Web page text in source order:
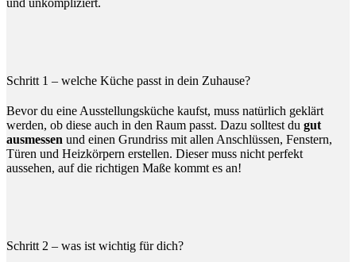
und unkompliziert.
Schritt 1 – welche Küche passt in dein Zuhause?
Bevor du eine Ausstellungsküche kaufst, muss natürlich geklärt
werden, ob diese auch in den Raum passt. Dazu solltest du gut
ausmessen und einen Grundriss mit allen Anschlüssen, Fenstern,
Türen und Heizkörpern erstellen. Dieser muss nicht perfekt
aussehen, auf die richtigen Maße kommt es an!
Schritt 2 – was ist wichtig für dich?